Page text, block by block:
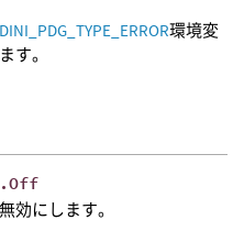
環境変
す。
.Off
効にします。